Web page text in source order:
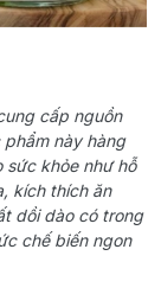
cấp nguồn
này hàng
sức khỏe như hỗ
kích thích ăn
dồi dào có trong
chế biến ngon